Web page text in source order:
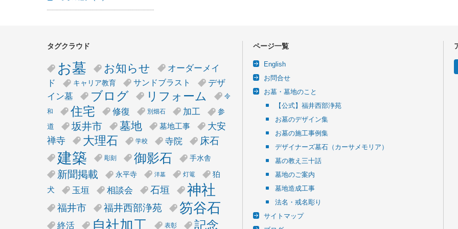
タグクラウド
お墓 お知らせ
オーダーメイ
ド
キャリア教育 サンドブラスト
デザ
イン墓
ブログ リフォーム 令
和 住宅 修復 別畑石 加工
参
道
坂井市 墓地 墓地工事
大安
禅寺
大理石 学校 寺院 床石
建築 彫刻 御影石 手水舎
新聞掲載 永平寺 洋墓 灯篭
狛
犬
玉垣 相談会 石垣 神社
福井市 福井西部浄苑 笏谷石
終活 自社加工 表彰 記念
ページ一覧
English
お問合せ
お墓・墓地のこと
【公式】福井西部浄苑
お墓のデザイン集
お墓の施工事例集
デザイナーズ墓石（カーサメモリア）
墓の教え三十話
墓地のご案内
墓地造成工事
法名・戒名彫り
サイトマップ